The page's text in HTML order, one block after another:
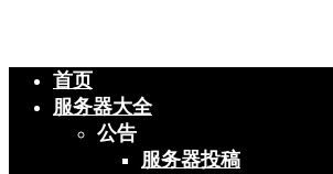
首页
服务器大全
公告
服务器投稿